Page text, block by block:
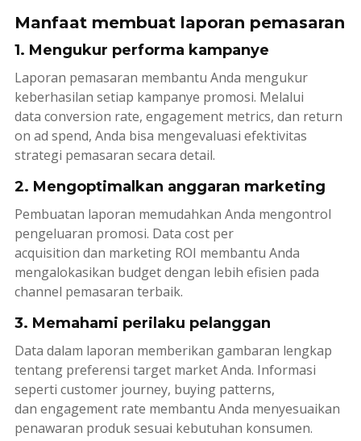
Manfaat membuat laporan pemasaran
1. Mengukur performa kampanye
Laporan pemasaran membantu Anda mengukur
keberhasilan setiap kampanye promosi. Melalui
data conversion rate, engagement metrics, dan return
on ad spend, Anda bisa mengevaluasi efektivitas
strategi pemasaran secara detail.
2. Mengoptimalkan anggaran marketing
Pembuatan laporan memudahkan Anda mengontrol
pengeluaran promosi. Data cost per
acquisition dan marketing ROI membantu Anda
mengalokasikan budget dengan lebih efisien pada
channel pemasaran terbaik.
3. Memahami perilaku pelanggan
Data dalam laporan memberikan gambaran lengkap
tentang preferensi target market Anda. Informasi
seperti customer journey, buying patterns,
dan engagement rate membantu Anda menyesuaikan
penawaran produk sesuai kebutuhan konsumen.